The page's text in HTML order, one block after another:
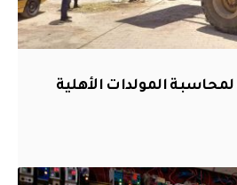
المولدات الأهلية